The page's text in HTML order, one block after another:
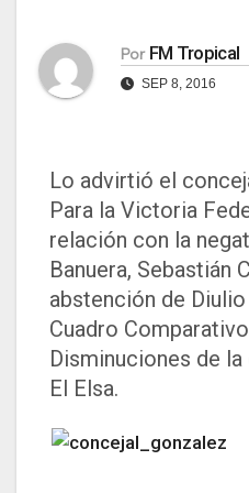
Por FM Tropical
SEP 8, 2016
Lo advirtió el
Para la Victoria
relación con la
Banuera, Sebastián
abstención de
Cuadro
Disminuciones de
El Elsa.